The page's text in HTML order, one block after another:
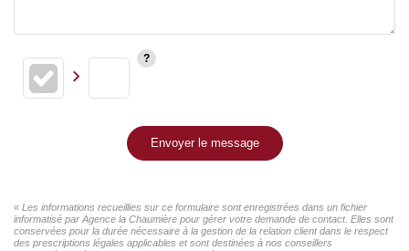
Envoyer le message
« Les informations recueillies sur ce formulaire sont enregistrées dans un fichier
informatisé par Agence la Chaumière pour gérer votre demande de contact. Elles sont
conservées pour la durée nécessaire à la gestion de la relation client dans le respect
des prescriptions légales applicables et sont destinées à nos conseillers